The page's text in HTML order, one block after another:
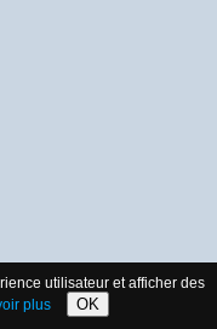
utilisateur et afficher des
plus OK